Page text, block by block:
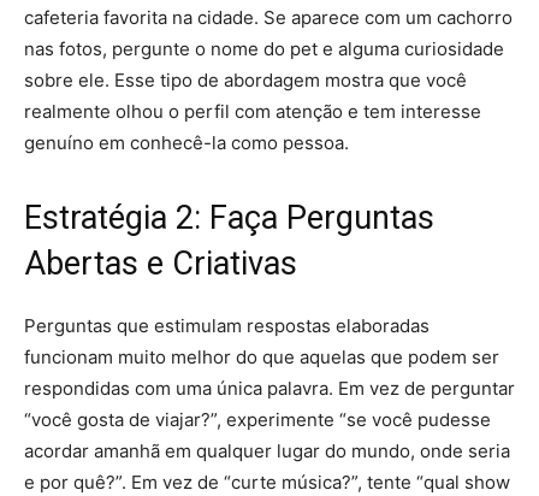
cafeteria favorita na cidade. Se aparece com um cachorro
nas fotos, pergunte o nome do pet e alguma curiosidade
sobre ele. Esse tipo de abordagem mostra que você
realmente olhou o perfil com atenção e tem interesse
genuíno em conhecê-la como pessoa.
Estratégia 2: Faça Perguntas
Abertas e Criativas
Perguntas que estimulam respostas elaboradas
funcionam muito melhor do que aquelas que podem ser
respondidas com uma única palavra. Em vez de perguntar
“você gosta de viajar?”, experimente “se você pudesse
acordar amanhã em qualquer lugar do mundo, onde seria
e por quê?”. Em vez de “curte música?”, tente “qual show